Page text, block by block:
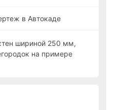
в Автокаде
шириной 250 мм,
на примере